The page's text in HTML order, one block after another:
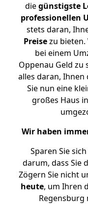
diegünstigste
professionellen
stets daran,
Preisezu bieten.
bei einem
Oppenau Geld zu
alles daran, Ihnen
Sie nun eine
großes Haus
Wir haben
Sparen Sie
darum, dass Sie
Zögern Sie nicht
heute, um Ihren
Regensburg